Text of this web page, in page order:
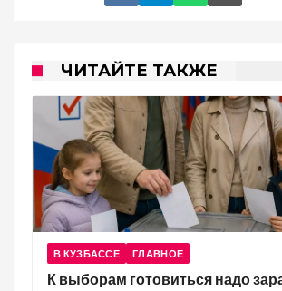
ЧИТАЙТЕ ТАКЖЕ
В КУЗБАССЕ ГЛАВНОЕ
К выборам готовиться надо